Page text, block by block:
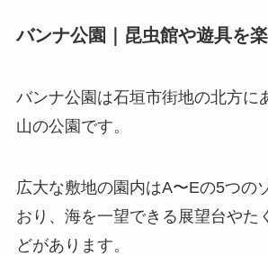
バンナ公園｜昆虫館や遊具を
バンナ公園は石垣市街地の北方に
山の公園です。
広大な敷地の園内はA〜Eの5つの
おり、海を一望できる展望台やた
どがあります。